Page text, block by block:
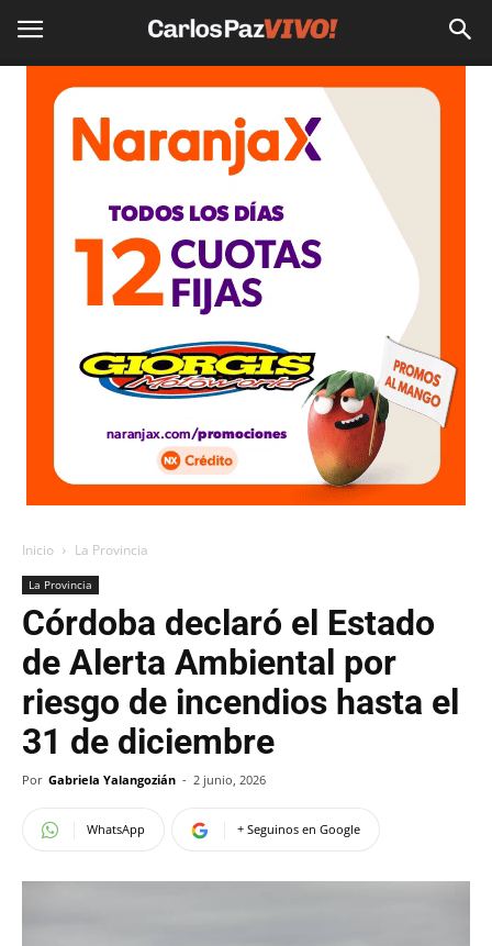
Inicio La Provincia
La Provincia
Córdoba declaró el Estado
de Alerta Ambiental por
riesgo de incendios hasta el
31 de diciembre
Por Gabriela Yalangozián - 2 junio, 2026
WhatsApp + Seguinos en Google